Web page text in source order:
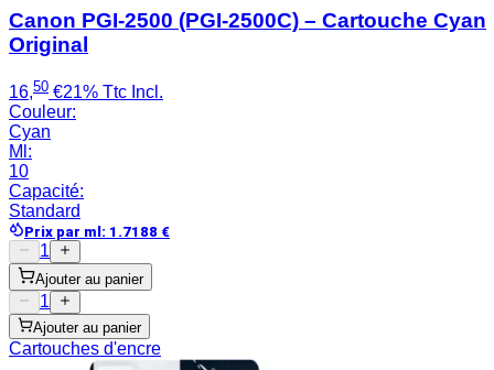
Canon PGI-2500 (PGI-2500C) – Cartouche Cyan
Original
16,50 €21% Ttc Incl.
Couleur:
Cyan
Ml :
10
Capacité:
Standard
Prix par ml : 1.7188 €
1
Ajouter au panier
1
Ajouter au panier
Cartouches d'encre